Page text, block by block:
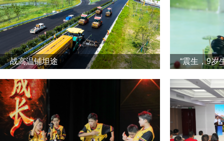
战高温铺坦途 “震生，9岁